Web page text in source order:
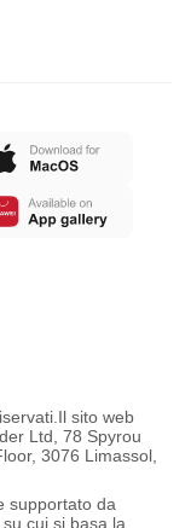
Il sito web
Ltd, 78 Spyrou
3076 Limassol,
supportato da
cui si basa la